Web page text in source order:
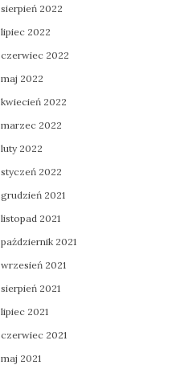
sierpień 2022
lipiec 2022
czerwiec 2022
maj 2022
kwiecień 2022
marzec 2022
luty 2022
styczeń 2022
grudzień 2021
listopad 2021
październik 2021
wrzesień 2021
sierpień 2021
lipiec 2021
czerwiec 2021
maj 2021